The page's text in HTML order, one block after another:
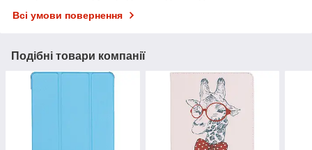
Всі умови повернення
Подібні товари компанії